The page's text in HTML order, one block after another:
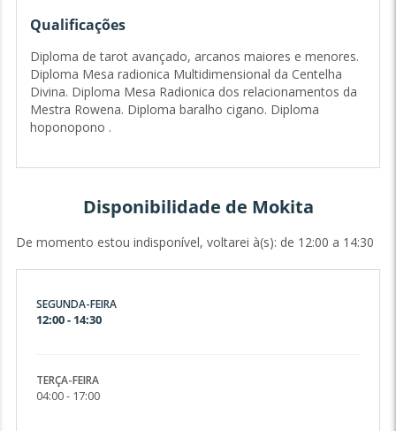
nosso autoconhecimento e compreensâo dos nossos
destas leituras, e sou grata por isso. Venha conversar
comigo, vai se surpreender pela positiva.❤
Qualificações
Diploma de tarot avançado, arcanos maiores e menores.
Diploma Mesa radionica Multidimensional da Centelha
Divina. Diploma Mesa Radionica dos relacionamentos da
Mestra Rowena. Diploma baralho cigano. Diploma
hoponopono .
Disponibilidade de Mokita
De momento estou indisponível, voltarei à(s): de 12:00 a 14:30
SEGUNDA-FEIRA
12:00 - 14:30
TERÇA-FEIRA
04:00 - 17:00